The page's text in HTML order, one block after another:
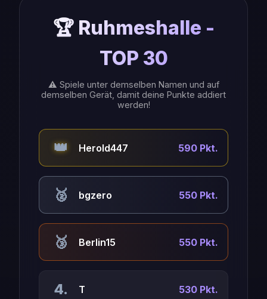
🏆 Ruhmeshalle -
TOP 30
⚠️ Spiele unter demselben Namen und auf
demselben Gerät, damit deine Punkte addiert
werden!
👑 Herold447 590 Pkt.
🥈 bgzero 550 Pkt.
🥉 Berlin15 550 Pkt.
4. T 530 Pkt.